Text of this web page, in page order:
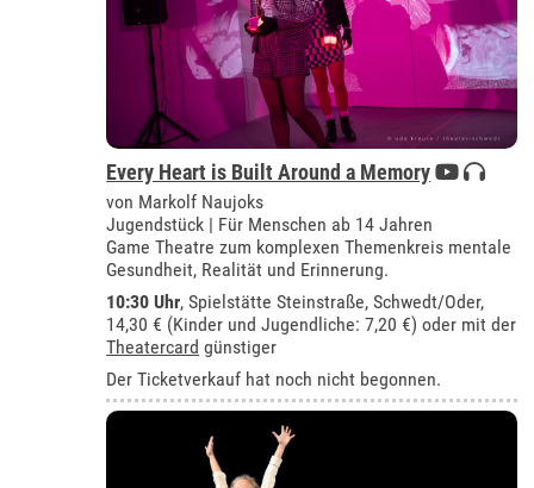
Every Heart is Built Around a Memory
von Markolf Naujoks
Jugendstück | Für Menschen ab 14 Jahren
Game Theatre zum komplexen Themenkreis mentale
Gesundheit, Realität und Erinnerung.
10:30 Uhr, Spielstätte Steinstraße, Schwedt/Oder,
14,30 € (Kinder und Jugendliche: 7,20 €) oder mit der
Theatercard günstiger
Der Ticketverkauf hat noch nicht begonnen.